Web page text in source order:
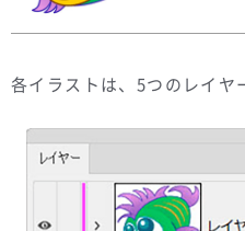
各イラストは、5つのレイヤ